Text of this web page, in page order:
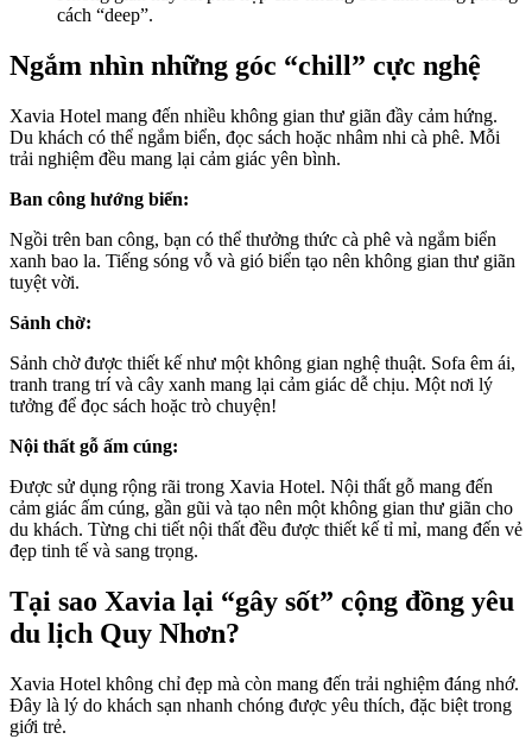
cách “deep”.
Ngắm nhìn những góc “chill” cực nghệ
Xavia Hotel mang đến nhiều không gian thư giãn đầy cảm hứng.
Du khách có thể ngắm biển, đọc sách hoặc nhâm nhi cà phê. Mỗi
trải nghiệm đều mang lại cảm giác yên bình.
Ban công hướng biển:
Ngồi trên ban công, bạn có thể thưởng thức cà phê và ngắm biển
xanh bao la. Tiếng sóng vỗ và gió biển tạo nên không gian thư giãn
tuyệt vời.
Sảnh chờ:
Sảnh chờ được thiết kế như một không gian nghệ thuật. Sofa êm ái,
tranh trang trí và cây xanh mang lại cảm giác dễ chịu. Một nơi lý
tưởng để đọc sách hoặc trò chuyện!
Nội thất gỗ ấm cúng:
Được sử dụng rộng rãi trong Xavia Hotel. Nội thất gỗ mang đến
cảm giác ấm cúng, gần gũi và tạo nên một không gian thư giãn cho
du khách. Từng chi tiết nội thất đều được thiết kế tỉ mỉ, mang đến vẻ
đẹp tinh tế và sang trọng.
Tại sao Xavia lại “gây sốt” cộng đồng yêu
du lịch Quy Nhơn?
Xavia Hotel không chỉ đẹp mà còn mang đến trải nghiệm đáng nhớ.
Đây là lý do khách sạn nhanh chóng được yêu thích, đặc biệt trong
giới trẻ.